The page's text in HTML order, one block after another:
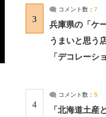
3
コメント数： 7
兵庫県の「ケ
うまいと思う
「デコレーシ
4
コメント数： 5
「北海道土産